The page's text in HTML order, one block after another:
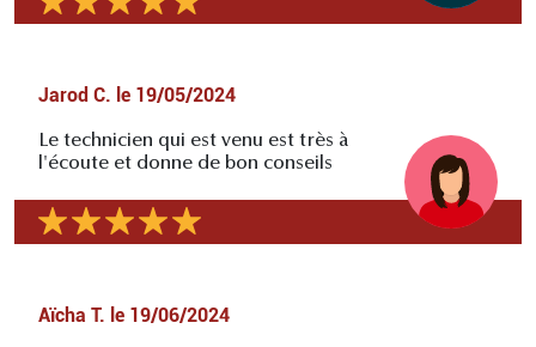
Jarod C. le 19/05/2024
Le technicien qui est venu est très à
l'écoute et donne de bon conseils
Aïcha T. le 19/06/2024